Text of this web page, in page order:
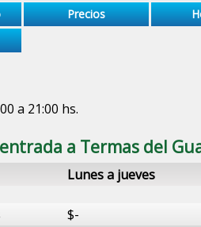
Precios
a 21:00 hs.
a Termas del
Lunes a jueves
$-